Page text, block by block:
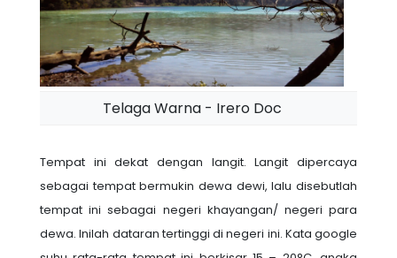
Telaga Warna - Irero Doc
Tempat ini dekat dengan langit. Langit dipercaya
sebagai tempat bermukin dewa dewi, lalu disebutlah
tempat ini sebagai negeri khayangan/ negeri para
dewa. Inilah dataran tertinggi di negeri ini. Kata google